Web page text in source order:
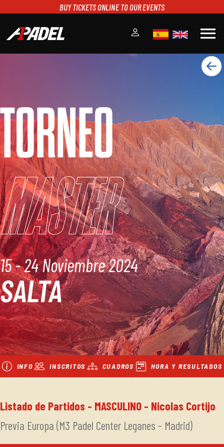
BUY TICKETS ONLINE TO OUR EVENTS
menu
TORNEOS
NOTICIAS
MULTIMEDIA
SCOREBOARD
STREAMING
TORNEO
Master
15 - 24 Noviembre 2024
SALTA
INFO INSCRITOS CUADROS HORA Y RESULTADOS
Listado de Partidos - MASCULINO - Nicolas Cortijo
Previa Europa (M3 Padel Center Leganes - Madrid)